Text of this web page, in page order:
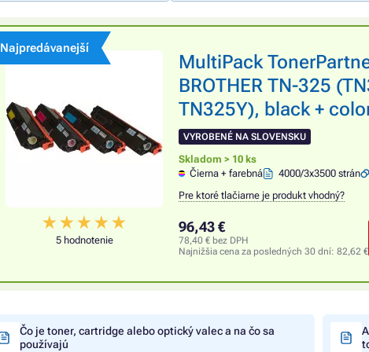
Najpredávanejší
5 hodnotenie
MultiPack
BROTHER TN-325
TN325Y), black +
VYROBENÉ NA SLOVENSKU
Skladom > 10 ks
Čierna + farebná
4000/3x3500 strán
Pre ktoré tlačiarne je produkt vhodný?
96,43 €
78,40 € bez DPH
Najnižšia cena za posledných 30 dní: 82,62 €
Čo je toner, cartridge alebo optický valec a na čo sa
používajú